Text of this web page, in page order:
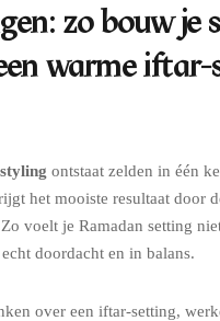
zo bouw je
warme
ontstaat zelden in één
het mooiste resultaat door
voelt je Ramadan setting
doordacht en in balans.
over een iftar-setting,